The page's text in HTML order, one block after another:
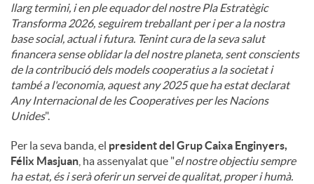
llarg termini, i en ple equador del nostre Pla Estratègic
Transforma 2026, seguirem treballant per i per a la nostra
base social, actual i futura. Tenint cura de la seva salut
financera sense oblidar la del nostre planeta, sent conscients
de la contribució dels models cooperatius a la societat i
també a l'economia, aquest any 2025 que ha estat declarat
Any Internacional de les Cooperatives per les Nacions
Unides".
Per la seva banda, el president del Grup Caixa Enginyers,
Félix Masjuan , ha assenyalat que "el nostre objectiu sempre
ha estat, és i serà oferir un servei de qualitat, proper i humà.